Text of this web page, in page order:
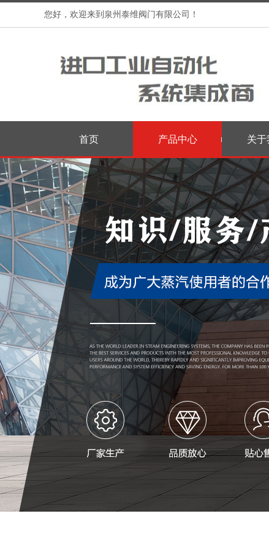
您好，欢迎来到泉州泰维阀门有限公司！
首页 产品中心 关于